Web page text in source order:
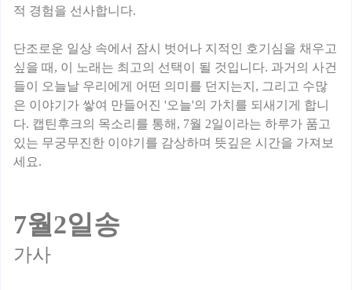
적 경험을 선사합니다.
단조로운 일상 속에서 잠시 벗어나 지적인 호기심을 채우고
싶을 때, 이 노래는 최고의 선택이 될 것입니다. 과거의 사건
들이 오늘날 우리에게 어떤 의미를 던지는지, 그리고 수많
은 이야기가 쌓여 만들어진 '오늘'의 가치를 되새기게 합니
다. 캡틴후크의 목소리를 통해, 7월 2일이라는 하루가 품고
있는 무궁무진한 이야기를 감상하며 뜻깊은 시간을 가져보
세요.
7월2일송
가사